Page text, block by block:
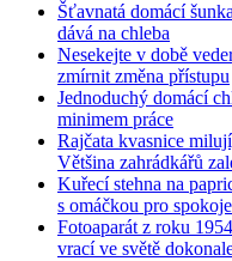
Šťavnatá domácí
dává na chleba
Nesekejte v době
zmírnit změna přístupu
Jednoduchý domácí
minimem práce
Rajčata kvasnice
Většina zahrádkářů
Kuřecí stehna na
s omáčkou pro
Fotoaparát z roku
vrací ve světě